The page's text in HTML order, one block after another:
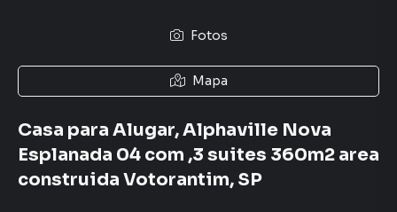
Fotos
Mapa
Casa para Alugar, Alphaville Nova
Esplanada 04 com ,3 suites 360m2 area
construida Votorantim, SP